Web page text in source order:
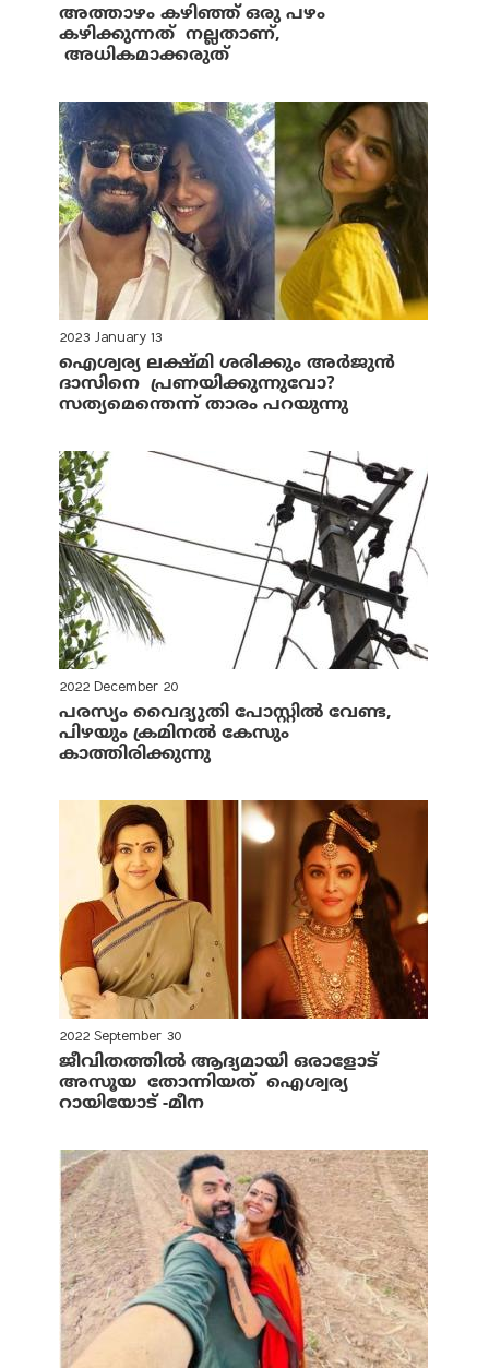
അത്താഴം കഴിഞ്ഞ് ഒരു പഴം
കഴിക്കുന്നത് നല്ലതാണ്,
അധികമാക്കരുത്
2023 January 13
ഐശ്വര്യ ലക്ഷ്മി ശരിക്കും അര്‍ജുന്‍
ദാസിനെ പ്രണയിക്കുന്നുവോ?
സത്യമെന്തെന്ന് താരം പറയുന്നു
2022 December 20
പരസ്യം വൈദ്യുതി പോസ്റ്റില്‍ വേണ്ട,
പിഴയും ക്രമിനല്‍ കേസും
കാത്തിരിക്കുന്നു
2022 September 30
ജീവിതത്തില്‍ ആദ്യമായി ഒരാളോട്
അസൂയ തോന്നിയത് ഐശ്വര്യ
റായിയോട് -മീന